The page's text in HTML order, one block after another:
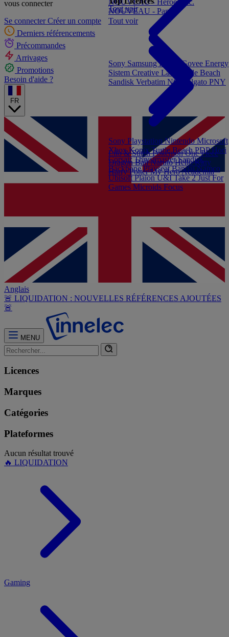
vous connecter
Se connecter Créer un compte
Derniers référencements
Précommandes
Arrivages
Promotions
Besoin d'aide ?
FR
Anglais
🚨 LIQUIDATION : NOUVELLES RÉFÉRENCES AJOUTÉES
🚨
MENU
Licences
Marques
Catégories
Plateformes
Aucun résultat trouvé
🔥 LIQUIDATION
NOUVEAU - Heroes Inc.
NOUVEAU - Panini
Gaming
Tout voir
Sony PlaystationNintendoMicrosoft
XboxKonixTurtle BeachPDPHori
CorsairThrustmasterSandisk
BackbonePlayseatBandai Namco
UbisoftPlaionU&ITake 2Just For
Games Microids Focus
Tout voir
Lilo & StitchPokémonOne Piece
Dragon BallNarutoHello Kitty
Harry PotterMy Hero Academia
Sony SamsungKonix Govee Energy
Sistem Creative Labs
Turtle Beach
Sandisk Verbatim NGS Elgato PNY